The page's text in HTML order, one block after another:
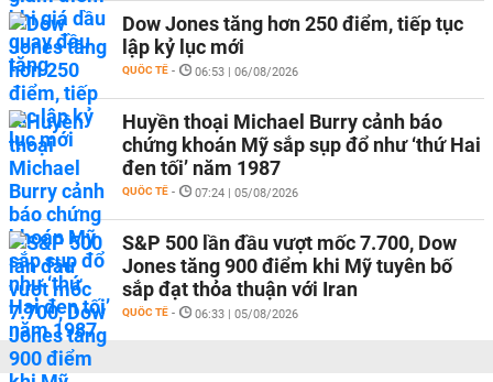
Dow Jones tăng hơn 250 điểm, tiếp tục
lập kỷ lục mới
QUỐC TẾ - 06:53 | 06/08/2026
Huyền thoại Michael Burry cảnh báo
chứng khoán Mỹ sắp sụp đổ như ‘thứ Hai
đen tối’ năm 1987
QUỐC TẾ - 07:24 | 05/08/2026
S&P 500 lần đầu vượt mốc 7.700, Dow
Jones tăng 900 điểm khi Mỹ tuyên bố
sắp đạt thỏa thuận với Iran
QUỐC TẾ - 06:33 | 05/08/2026